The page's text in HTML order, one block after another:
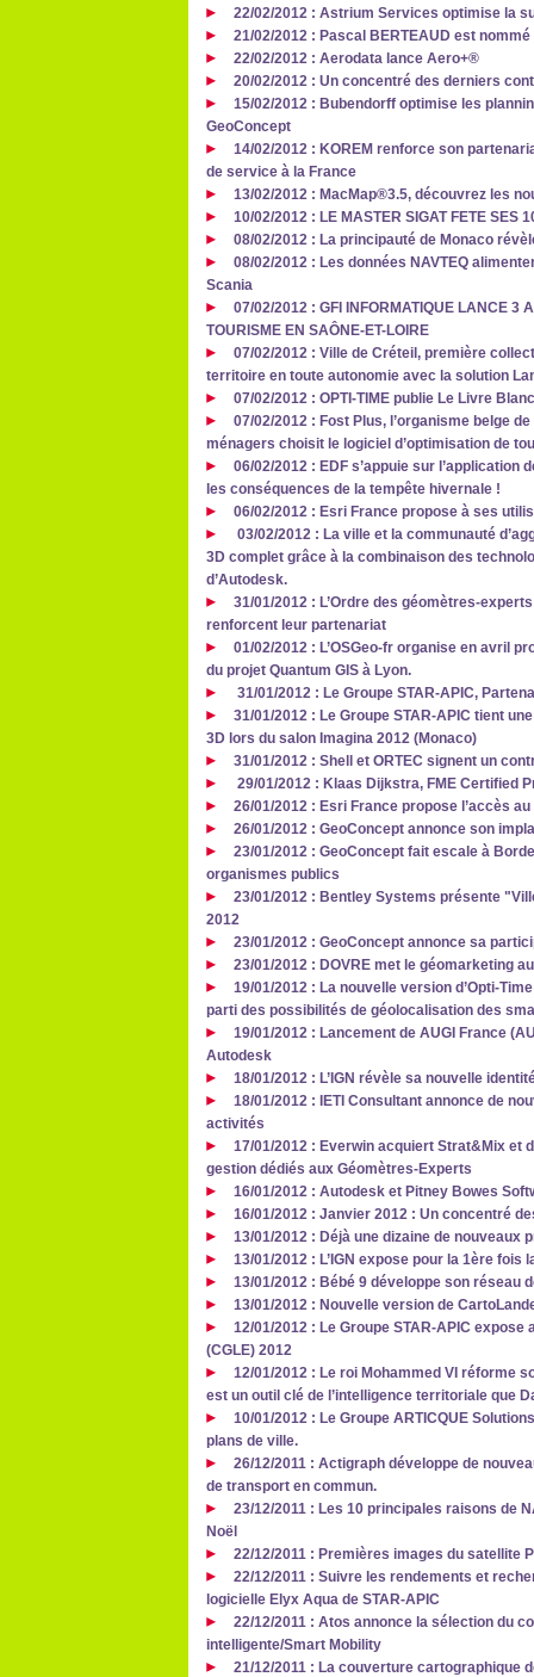
22/02/2012 : Astrium Services optimise la
21/02/2012 : Pascal BERTEAUD est
22/02/2012 : Aerodata lance Aero+®
20/02/2012 : Un concentré des derniers
15/02/2012 : Bubendorff optimise les
GeoConcept
14/02/2012 : KOREM renforce son
de service à la France
13/02/2012 : MacMap®3.5, découvrez les
10/02/2012 : LE MASTER SIGAT FETE SES
08/02/2012 : La principauté de Monaco
08/02/2012 : Les données NAVTEQ
Scania
07/02/2012 : GFI INFORMATIQUE LANCE 3
TOURISME EN SAÔNE-ET-LOIRE
07/02/2012 : Ville de Créteil, première
territoire en toute autonomie avec la solution
07/02/2012 : OPTI-TIME publie Le Livre
07/02/2012 : Fost Plus, l’organisme belge
ménagers choisit le logiciel d’optimisation de
06/02/2012 : EDF s’appuie sur
les conséquences de la tempête hivernale !
06/02/2012 : Esri France propose à ses
03/02/2012 : La ville et la communauté
3D complet grâce à la combinaison des
d’Autodesk.
31/01/2012 : L’Ordre des géomètres-
renforcent leur partenariat
01/02/2012 : L’OSGeo-fr organise en avril
du projet Quantum GIS à Lyon.
31/01/2012 : Le Groupe STAR-APIC,
31/01/2012 : Le Groupe STAR-APIC tient
3D lors du salon Imagina 2012 (Monaco)
31/01/2012 : Shell et ORTEC signent un
29/01/2012 : Klaas Dijkstra, FME Certified
26/01/2012 : Esri France propose l’accès
26/01/2012 : GeoConcept annonce son
23/01/2012 : GeoConcept fait escale à
organismes publics
23/01/2012 : Bentley Systems présente
2012
23/01/2012 : GeoConcept annonce sa
23/01/2012 : DOVRE met le géomarketing
19/01/2012 : La nouvelle version d’Opti-
parti des possibilités de géolocalisation des
19/01/2012 : Lancement de AUGI France
Autodesk
18/01/2012 : L’IGN révèle sa nouvelle
18/01/2012 : IETI Consultant annonce de
activités
17/01/2012 : Everwin acquiert Strat&Mix et
gestion dédiés aux Géomètres-Experts
16/01/2012 : Autodesk et Pitney Bowes
16/01/2012 : Janvier 2012 : Un concentré
13/01/2012 : Déjà une dizaine de nouveaux
13/01/2012 : L’IGN expose pour la 1ère fois
13/01/2012 : Bébé 9 développe son réseau
13/01/2012 : Nouvelle version de
12/01/2012 : Le Groupe STAR-APIC
(CGLE) 2012
12/01/2012 : Le roi Mohammed VI réforme
est un outil clé de l’intelligence territoriale que
10/01/2012 : Le Groupe ARTICQUE
plans de ville.
26/12/2011 : Actigraph développe de
de transport en commun.
23/12/2011 : Les 10 principales raisons de
Noël
22/12/2011 : Premières images du satellite
22/12/2011 : Suivre les rendements et
logicielle Elyx Aqua de STAR-APIC
22/12/2011 : Atos annonce la sélection du
intelligente/Smart Mobility
21/12/2011 : La couverture cartographique